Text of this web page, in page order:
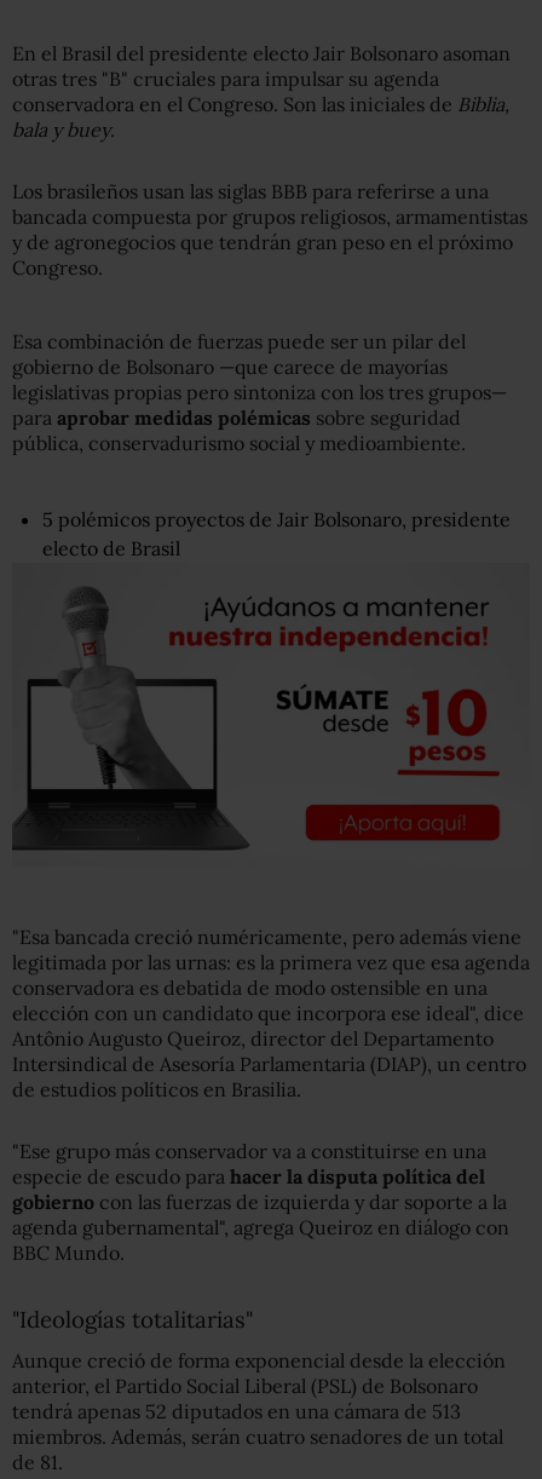
En el Brasil del presidente electo Jair Bolsonaro asoman
otras tres "B" cruciales para impulsar su agenda
conservadora en el Congreso. Son las iniciales de Biblia,
bala y buey.
Los brasileños usan las siglas BBB para referirse a una
bancada compuesta por grupos religiosos, armamentistas
y de agronegocios que tendrán gran peso en el próximo
Congreso.
Esa combinación de fuerzas puede ser un pilar del
gobierno de Bolsonaro —que carece de mayorías
legislativas propias pero sintoniza con los tres grupos—
para aprobar medidas polémicas sobre seguridad
pública, conservadurismo social y medioambiente.
5 polémicos proyectos de Jair Bolsonaro, presidente
electo de Brasil
"Esa bancada creció numéricamente, pero además viene
legitimada por las urnas: es la primera vez que esa agenda
conservadora es debatida de modo ostensible en una
elección con un candidato que incorpora ese ideal", dice
Antônio Augusto Queiroz, director del Departamento
Intersindical de Asesoría Parlamentaria (DIAP), un centro
de estudios políticos en Brasilia.
"Ese grupo más conservador va a constituirse en una
especie de escudo para hacer la disputa política del
gobierno con las fuerzas de izquierda y dar soporte a la
agenda gubernamental", agrega Queiroz en diálogo con
BBC Mundo.
"Ideologías totalitarias"
Aunque creció de forma exponencial desde la elección
anterior, el Partido Social Liberal (PSL) de Bolsonaro
tendrá apenas 52 diputados en una cámara de 513
miembros. Además, serán cuatro senadores de un total
de 81.